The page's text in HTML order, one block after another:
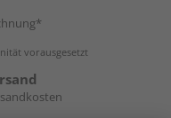
vorausgesetzt